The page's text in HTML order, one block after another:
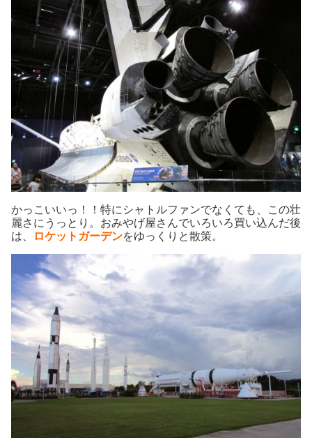
かっこいいっ！！特にシャトルファンでなくても、この壮
麗さにうっとり。おみやげ屋さんでいろいろ買い込んだ後
は、
ロケットガーデンをゆっくりと散策。